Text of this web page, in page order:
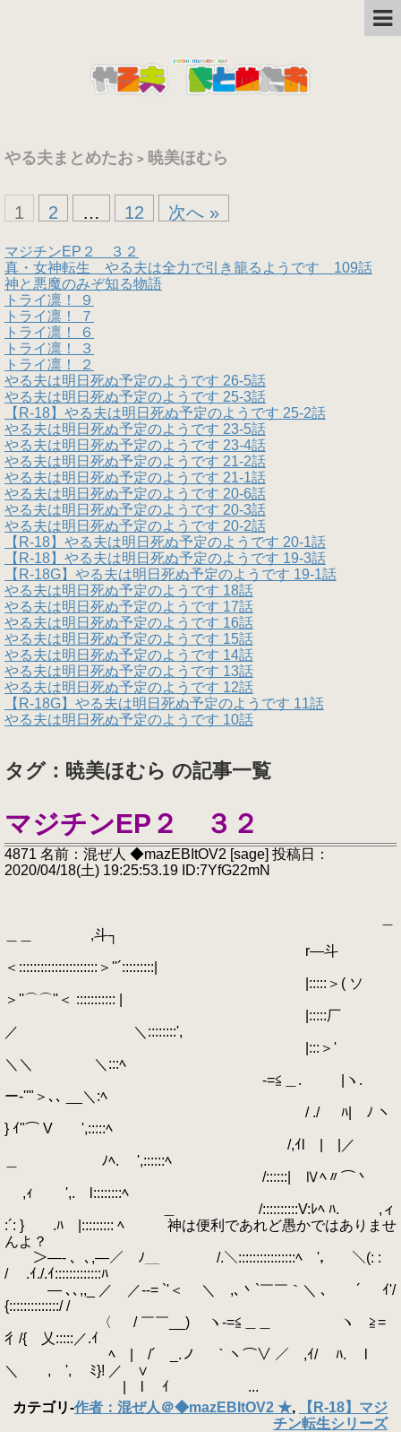
やる夫まとめたお > 暁美ほむら
1 2 … 12 次へ »
マジチンEP２ ３２
真・女神転生 やる夫は全力で引き籠るようです 109話
神と悪魔のみぞ知る物語
トライ凛！ ９
トライ凛！ ７
トライ凛！ ６
トライ凛！ ３
トライ凛！ ２
やる夫は明日死ぬ予定のようです 26-5話
やる夫は明日死ぬ予定のようです 25-3話
【R-18】やる夫は明日死ぬ予定のようです 25-2話
やる夫は明日死ぬ予定のようです 23-5話
やる夫は明日死ぬ予定のようです 23-4話
やる夫は明日死ぬ予定のようです 21-2話
やる夫は明日死ぬ予定のようです 21-1話
やる夫は明日死ぬ予定のようです 20-6話
やる夫は明日死ぬ予定のようです 20-3話
やる夫は明日死ぬ予定のようです 20-2話
【R-18】やる夫は明日死ぬ予定のようです 20-1話
【R-18】やる夫は明日死ぬ予定のようです 19-3話
【R-18G】やる夫は明日死ぬ予定のようです 19-1話
やる夫は明日死ぬ予定のようです 18話
やる夫は明日死ぬ予定のようです 17話
やる夫は明日死ぬ予定のようです 16話
やる夫は明日死ぬ予定のようです 15話
やる夫は明日死ぬ予定のようです 14話
やる夫は明日死ぬ予定のようです 13話
やる夫は明日死ぬ予定のようです 12話
【R-18G】やる夫は明日死ぬ予定のようです 11話
やる夫は明日死ぬ予定のようです 10話
タグ：暁美ほむら の記事一覧
マジチンEP２ ３２
4871 名前：混ぜ人 ◆mazEBItOV2 [sage] 投稿日：
2020/04/18(土) 19:25:53.19 ID:7YfG22mN
＿＿ ,斗┐
r―斗
＜::::::::::::::::::::::＞''´:::::::::|
|:::::＞( ソ
＞''⌒⌒''＜ ::::::::::: |
|:::::厂
／ ＼::::::::',
|:::＞'
＼＼ ＼:::ﾍ
-=≦＿. |ヽ.
ー‐''"＞､､ __＼:ﾍ
/ ./ ﾊ| ﾉ ヽ
} ｲ"⌒ V ',:::::ﾍ
/,ｲl | |／
＿ ﾉﾍ. ',::::::ﾍ
/::::::| Ⅳﾍ〃⌒丶
,ｨ ',. l::::::::ﾍ
＿ /::::::::::V:ﾚﾍ ﾊ. ,ィ
:´: } .ﾊ |::::::::: ﾍ 神は便利であれど愚かではありませ
んよ？
＞―- 、､,―／ ﾉ＿ /.＼::::::::::::::::ﾍ '， ＼(: :
/ .ｲ./.ｲ:::::::::::::ﾊ
ゝ― ､､,,_ ／ ／--= `'＜ ＼ ,､丶`￣￣｀＼ ､ ´ ｲ'/
{::::::::::::::/ /
〈 / ￣￣__) ヽ-=≦＿＿ ヽ ≧=
彳/{ 乂:::::／.ｲ
ﾍ | /´ _.ノ ｀ヽ⌒∨ ／ ,ｲ/ ﾊ. l
＼ , ', ﾐ}! ／ ∨
| l ｲ ...
カテゴリ-作者：混ぜ人＠◆mazEBItOV2 ★,
【R-18】マジ
チン転生シリーズ